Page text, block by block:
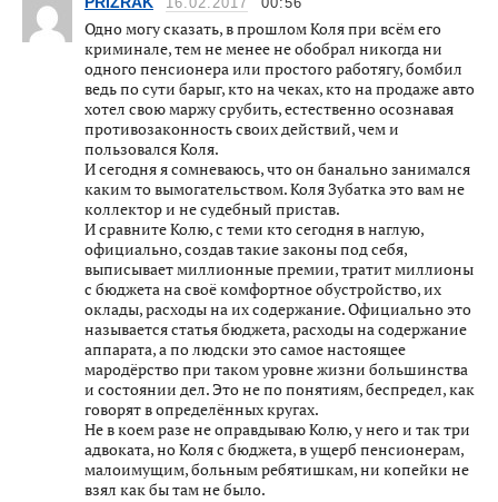
16.02.2017 00:56
Одно могу сказать, в прошлом Коля при всём его
криминале, тем не менее не обобрал никогда ни
одного пенсионера или простого работягу, бомбил
ведь по сути барыг, кто на чеках, кто на продаже авто
хотел свою маржу срубить, естественно осознавая
противозаконность своих действий, чем и
пользовался Коля.
И сегодня я сомневаюсь, что он банально занимался
каким то вымогательством. Коля Зубатка это вам не
коллектор и не судебный пристав.
И сравните Колю, с теми кто сегодня в наглую,
официально, создав такие законы под себя,
выписывает миллионные премии, тратит миллионы
с бюджета на своё комфортное обустройство, их
оклады, расходы на их содержание. Официально это
называется статья бюджета, расходы на содержание
аппарата, а по людски это самое настоящее
мародёрство при таком уровне жизни большинства
и состоянии дел. Это не по понятиям, беспредел, как
говорят в определённых кругах.
Не в коем разе не оправдываю Колю, у него и так три
адвоката, но Коля с бюджета, в ущерб пенсионерам,
малоимущим, больным ребятишкам, ни копейки не
взял как бы там не было.